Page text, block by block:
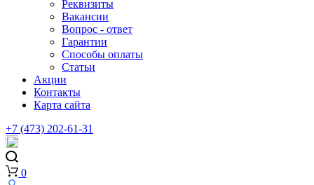
Реквизиты
Вакансии
Вопрос - ответ
Гарантии
Способы оплаты
Статьи
Акции
Контакты
Карта сайта
+7 (473) 202-61-31
0